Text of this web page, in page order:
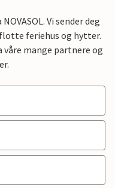
Vi sender deg
feriehus og hytter.
mange partnere og